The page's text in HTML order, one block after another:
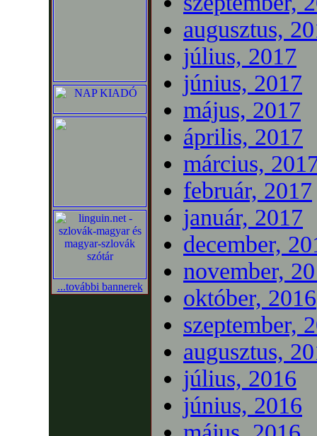
...további bannerek
augusztus,
július, 2017
június, 2017
május, 2017
április, 2017
március,
február, 2017
január, 2017
december,
november,
október, 2016
szeptember,
augusztus,
július, 2016
június, 2016